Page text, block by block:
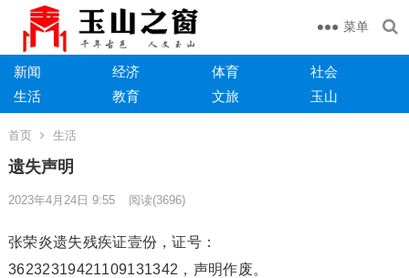
菜单
新闻 经济 体育
社会
生活
教育 文旅 玉山
首页 生活
遗失声明
2023年4月24日 9:55 阅读(3696)
张荣炎遗失残疾证壹份，证号：
36232319421109131342，声明作废。